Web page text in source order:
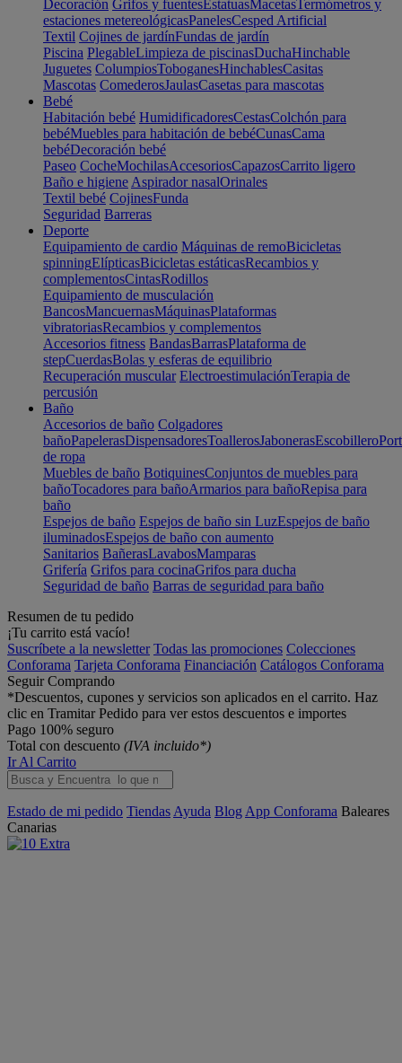
Decoración Grifos y fuentesEstatuasMacetasTermómetros y
estaciones metereológicasPanelesCesped Artificial
Textil Cojines de jardínFundas de jardín
Piscina PlegableLimpieza de piscinasDuchaHinchable
Juguetes ColumpiosToboganesHinchablesCasitas
Mascotas ComederosJaulasCasetas para mascotas
Bebé
Habitación bebé HumidificadoresCestasColchón para
bebéMuebles para habitación de bebéCunasCama
bebéDecoración bebé
Paseo CocheMochilasAccesoriosCapazosCarrito ligero
Baño e higiene Aspirador nasalOrinales
Textil bebé CojinesFunda
Seguridad Barreras
Deporte
Equipamiento de cardio Máquinas de remoBicicletas
spinningElípticasBicicletas estáticasRecambios y
complementosCintasRodillos
Equipamiento de musculación
BancosMancuernasMáquinasPlataformas
vibratoriasRecambios y complementos
Accesorios fitness BandasBarrasPlataforma de
stepCuerdasBolas y esferas de equilibrio
Recuperación muscular ElectroestimulaciónTerapia de
percusión
Baño
Accesorios de baño Colgadores
bañoPapelerasDispensadoresToallerosJabonerasEscobillero
de ropa
Muebles de baño BotiquinesConjuntos de muebles para
bañoTocadores para bañoArmarios para bañoRepisa para
baño
Espejos de baño Espejos de baño sin LuzEspejos de baño
iluminadosEspejos de baño con aumento
Sanitarios BañerasLavabosMamparas
Grifería Grifos para cocinaGrifos para ducha
Seguridad de baño Barras de seguridad para baño
Resumen de tu pedido
¡Tu carrito está vacío!
Suscríbete a la newsletter Todas las promociones Colecciones
Conforama Tarjeta Conforama Financiación Catálogos Conforama
Seguir Comprando
*Descuentos, cupones y servicios son aplicados en el carrito. Haz
clic en Tramitar Pedido para ver estos descuentos e importes
Pago 100% seguro
Total con descuento (IVA incluido*)
Ir Al Carrito
Estado de mi pedido Tiendas Ayuda Blog App Conforama Baleares
Canarias